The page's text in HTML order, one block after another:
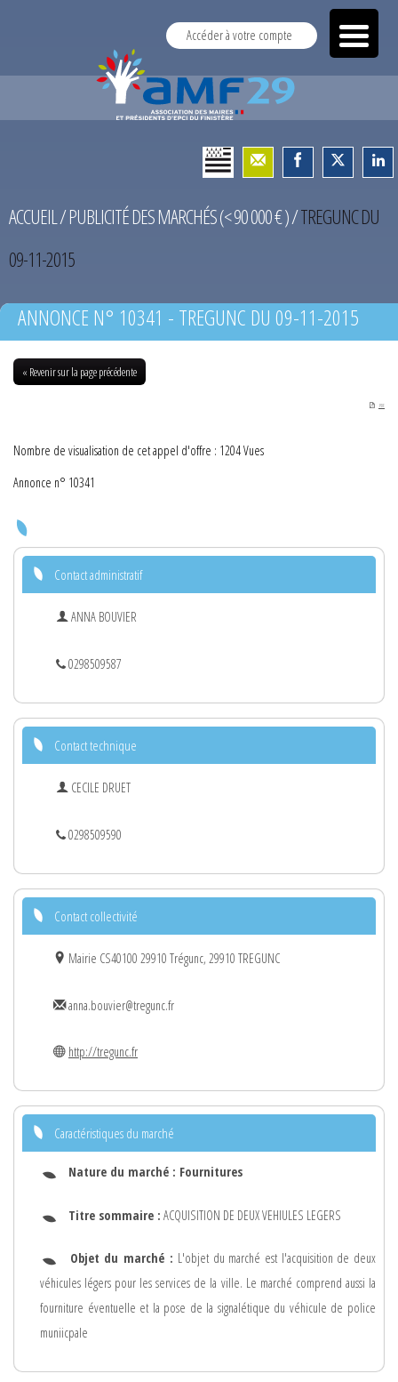
Accéder à votre compte
ACCUEIL/PUBLICITÉ DES MARCHÉS (< 90 000 € )/TREGUNC DU
09-11-2015
ANNONCE N° 10341 - TREGUNC DU 09-11-2015
« Revenir sur la page précédente
PDF
Nombre de visualisation de cet appel d'offre : 1204 Vues
Annonce n° 10341
Contact administratif
ANNA BOUVIER
0298509587
Contact technique
CECILE DRUET
0298509590
Contact collectivité
Mairie CS40100 29910 Trégunc, 29910 TREGUNC
anna.bouvier@tregunc.fr
http://tregunc.fr
Caractéristiques du marché
Nature du marché : Fournitures
Titre sommaire : ACQUISITION DE DEUX VEHIULES LEGERS
Objet du marché : L'objet du marché est l'acquisition de deux
véhicules légers pour les services de la ville. Le marché comprend aussi la
fourniture éventuelle et la pose de la signalétique du véhicule de police
muniicpale